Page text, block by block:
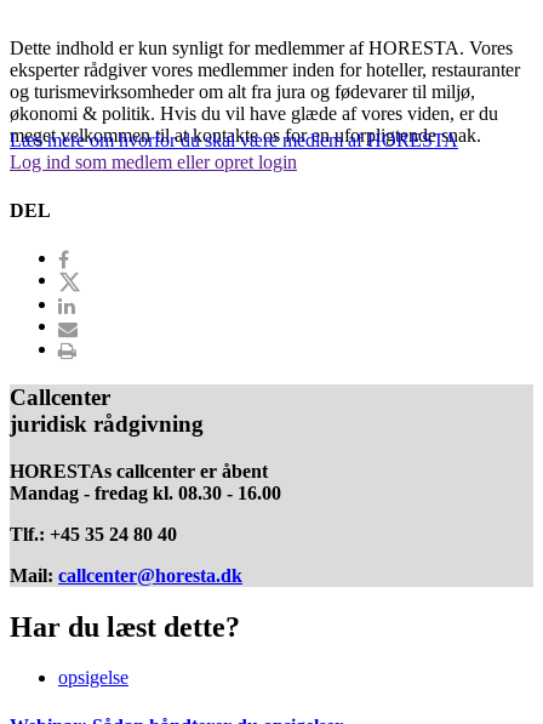
Dette indhold er kun synligt for medlemmer af HORESTA. Vores
eksperter rådgiver vores medlemmer inden for hoteller, restauranter
og turismevirksomheder om alt fra jura og fødevarer til miljø,
økonomi & politik. Hvis du vil have glæde af vores viden, er du
meget velkommen til at kontakte os for en uforpligtende snak.
Læs mere om hvorfor du skal være medlem af HORESTA
Log ind som medlem eller opret login
DEL
Callcenter
juridisk rådgivning
HORESTAs callcenter er åbent
Mandag - fredag kl. 08.30 - 16.00
Tlf.: +45 35 24 80 40
Mail: callcenter@horesta.dk
Har du læst dette?
opsigelse